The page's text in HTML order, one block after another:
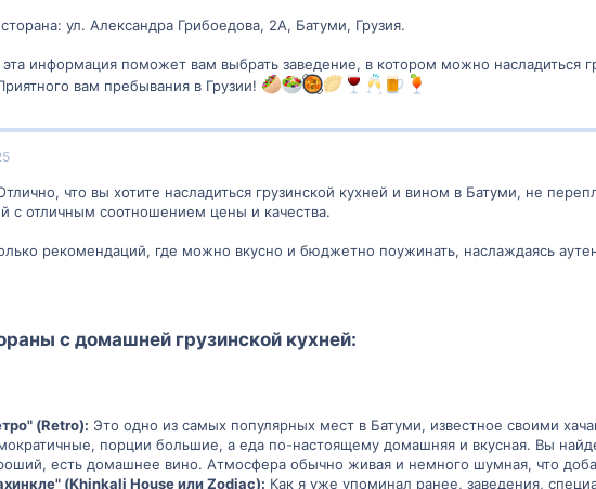
ул. Александра Грибоедова, 2А, Батуми, Грузия.
информация поможет вам выбрать заведение, в котором можно
вам пребывания в Грузии!
что вы хотите насладиться грузинской кухней и вином в Батуми, не
с отличным соотношением цены и качества.
рекомендаций, где можно вкусно и бюджетно поужинать, наслаждаясь
с домашней грузинской кухней:
(Retro): Это одно из самых популярных мест в Батуми, известное своими
порции большие, а еда по-настоящему домашняя и вкусная. Вы
есть домашнее вино. Атмосфера обычно живая и немного шумная, что
(Khinkali House или Zodiac): Как я уже упоминал ранее, заведения,